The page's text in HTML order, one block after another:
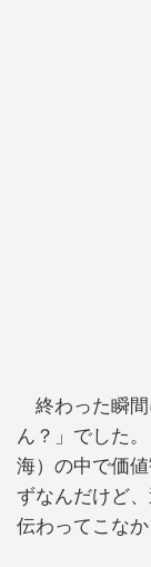
終わった瞬間
ん？」でした
海）の中で価
ずなんだけど
伝わってこなか